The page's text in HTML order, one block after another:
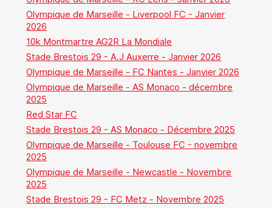
Olympique de Marseille - Liverpool FC - Janvier
2026
10k Montmartre AG2R La Mondiale
Stade Brestois 29 - A.J Auxerre - Janvier 2026
Olympique de Marseille - FC Nantes - Janvier 2026
Olympique de Marseille - AS Monaco - décembre
2025
Red Star FC
Stade Brestois 29 - AS Monaco - Décembre 2025
Olympique de Marseille - Toulouse FC - novembre
2025
Olympique de Marseille - Newcastle - Novembre
2025
Stade Brestois 29 - FC Metz - Novembre 2025